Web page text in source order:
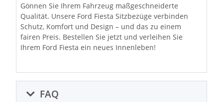
Gönnen Sie Ihrem Fahrzeug maßgeschneiderte
Qualität. Unsere Ford Fiesta Sitzbezüge verbinden
Schutz, Komfort und Design – und das zu einem
fairen Preis. Bestellen Sie jetzt und verleihen Sie
Ihrem Ford Fiesta ein neues Innenleben!
FAQ